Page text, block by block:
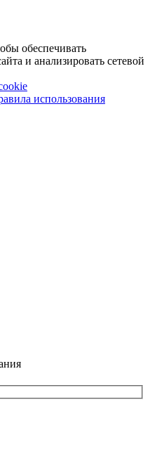
обеспечивать
и анализировать сетевой
использования